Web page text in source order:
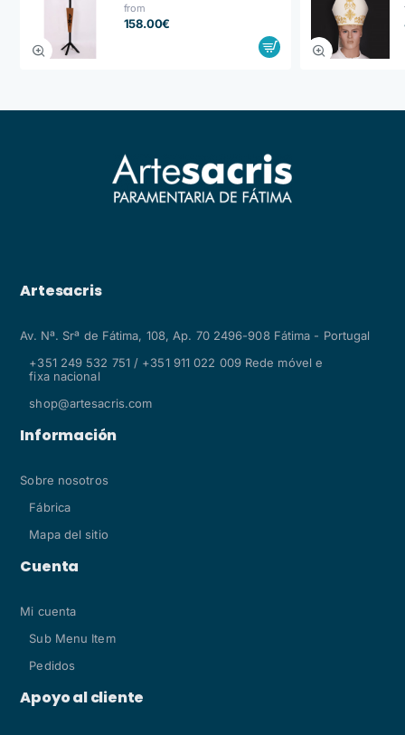
from
158.00€
Artesacris
Av. Nª. Srª de Fátima, 108, Ap. 70 2496-908 Fátima - Portugal
+351 249 532 751 / +351 911 022 009 Rede móvel e
fixa nacional
shop@artesacris.com
Información
Sobre nosotros
Fábrica
Mapa del sitio
Cuenta
Mi cuenta
Sub Menu Item
Pedidos
Apoyo al cliente